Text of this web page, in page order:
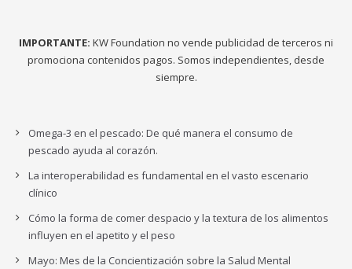
IMPORTANTE: KW Foundation no vende publicidad de terceros ni
promociona contenidos pagos. Somos independientes, desde
siempre.
Omega-3 en el pescado: De qué manera el consumo de
pescado ayuda al corazón.
La interoperabilidad es fundamental en el vasto escenario
clínico
Cómo la forma de comer despacio y la textura de los alimentos
influyen en el apetito y el peso
Mayo: Mes de la Concientización sobre la Salud Mental